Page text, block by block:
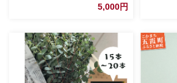
5,000円